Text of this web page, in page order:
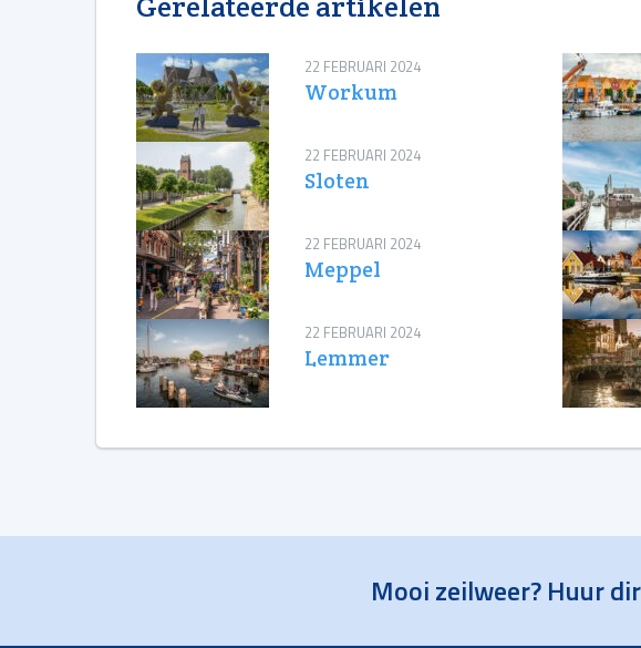
22 FEBRUARI 2024
Workum
22 FEBRUARI 2024
Sloten
22 FEBRUARI 2024
Meppel
22 FEBRUARI 2024
Lemmer
Mooi zeilweer? Huur